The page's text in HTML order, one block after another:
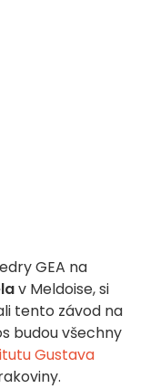
GEA na
v Meldoise, si
tento závod na
budou všechny
Gustava